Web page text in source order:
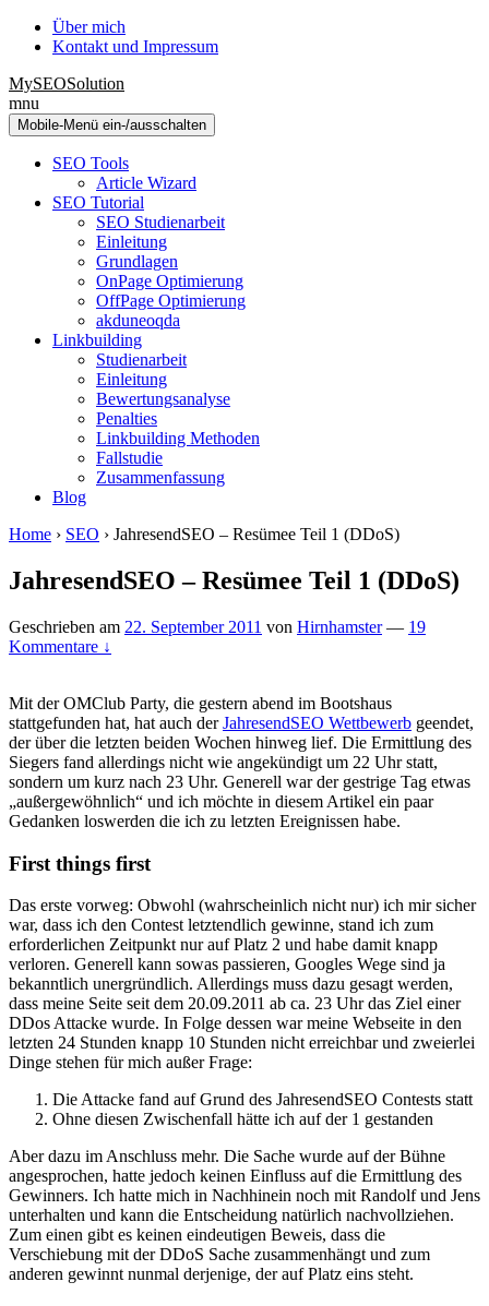
Zum
Inhalt
Zum
Hauptmenü
Über mich
Kontakt und Impressum
MySEOSolution
mnu
Mobile-Menü ein-/ausschalten
SEO Tools
Article Wizard
SEO Tutorial
SEO Studienarbeit
Einleitung
Grundlagen
OnPage Optimierung
OffPage Optimierung
akduneoqda
Linkbuilding
Studienarbeit
Einleitung
Bewertungsanalyse
Penalties
Linkbuilding Methoden
Fallstudie
Zusammenfassung
Blog
Home › SEO › JahresendSEO – Resümee Teil 1 (DDoS)
JahresendSEO – Resümee Teil 1 (DDoS)
Geschrieben am 22. September 2011 von Hirnhamster — 19
Kommentare ↓
Mit der OMClub Party, die gestern abend im Bootshaus
stattgefunden hat, hat auch derJahresendSEO Wettbewerb geendet,
der über die letzten beiden Wochen hinweg lief. Die Ermittlung des
Siegers fand allerdings nicht wie angekündigt um 22 Uhr statt,
sondern um kurz nach 23 Uhr. Generell war der gestrige Tag etwas
„außergewöhnlich“ und ich möchte in diesem Artikel ein paar
Gedanken loswerden die ich zu letzten Ereignissen habe.
First things first
Das erste vorweg: Obwohl (wahrscheinlich nicht nur) ich mir sicher
war, dass ich den Contest letztendlich gewinne, stand ich zum
erforderlichen Zeitpunkt nur auf Platz 2 und habe damit knapp
verloren. Generell kann sowas passieren, Googles Wege sind ja
bekanntlich unergründlich. Allerdings muss dazu gesagt werden,
dass meine Seite seit dem 20.09.2011 ab ca. 23 Uhr das Ziel einer
DDos Attacke wurde. In Folge dessen war meine Webseite in den
letzten 24 Stunden knapp 10 Stunden nicht erreichbar und zweierlei
Dinge stehen für mich außer Frage:
Die Attacke fand auf Grund des JahresendSEO Contests statt
Ohne diesen Zwischenfall hätte ich auf der 1 gestanden
Aber dazu im Anschluss mehr. Die Sache wurde auf der Bühne
angesprochen, hatte jedoch keinen Einfluss auf die Ermittlung des
Gewinners. Ich hatte mich in Nachhinein noch mit Randolf und Jens
unterhalten und kann die Entscheidung natürlich nachvollziehen.
Zum einen gibt es keinen eindeutigen Beweis, dass die
Verschiebung mit der DDoS Sache zusammenhängt und zum
anderen gewinnt nunmal derjenige, der auf Platz eins steht.